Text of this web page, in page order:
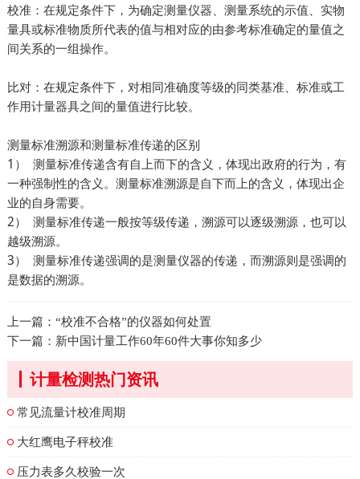
校准：在规定条件下，为确定测量仪器、测量系统的示值、实物
量具或标准物质所代表的值与相对应的由参考标准确定的量值之
间关系的一组操作。
比对：在规定条件下，对相同准确度等级的同类基准、标准或工
作用计量器具之间的量值进行比较。
测量标准溯源和测量标准传递的区别
1） 测量标准传递含有自上而下的含义，体现出政府的行为，有
一种强制性的含义。测量标准溯源是自下而上的含义，体现出企
业的自身需要。
2） 测量标准传递一般按等级传递，溯源可以逐级溯源，也可以
越级溯源。
3） 测量标准传递强调的是测量仪器的传递，而溯源则是强调的
是数据的溯源。
上一篇： “校准不合格”的仪器如何处置
下一篇： 新中国计量工作60年60件大事你知多少
计量检测热门资讯
常见流量计校准周期
大红鹰电子秤校准
压力表多久校验一次